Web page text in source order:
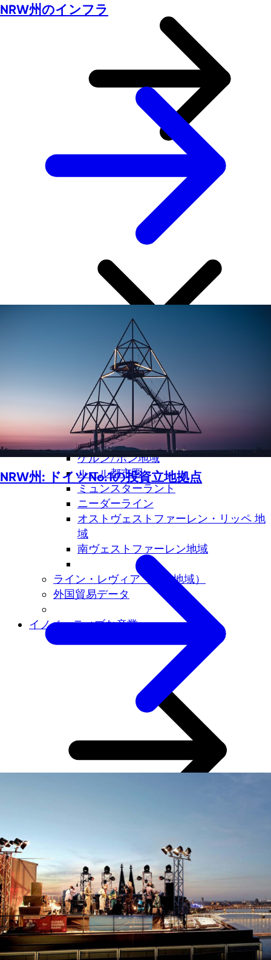
アーヘン地域
ベルギッシュ三角地域
デュッセルドルフ・メットマン地域
ケルン/ボン地域
ルール都市圏
ミュンスターラント
ニーダーライン
オストヴェストファーレン・リッペ 地
域
南ヴェストファーレン地域
ライン・レヴィア（鉱業地域）
外国貿易データ
イノベーティブな産業
NRW州のインフラ
NRW州: ドイツNo.1の投資立地拠点